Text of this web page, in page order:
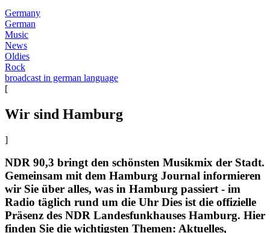
Germany
German
Music
News
Oldies
Rock
broadcast in german language
[
Wir sind Hamburg
]
NDR 90,3 bringt den schönsten Musikmix der Stadt.
Gemeinsam mit dem Hamburg Journal informieren
wir Sie über alles, was in Hamburg passiert - im
Radio täglich rund um die Uhr Dies ist die offizielle
Präsenz des NDR Landesfunkhauses Hamburg. Hier
finden Sie die wichtigsten Themen: Aktuelles,